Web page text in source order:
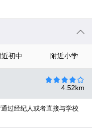
近初中 附近小学
4.52km
过经纪人或者直接与学校